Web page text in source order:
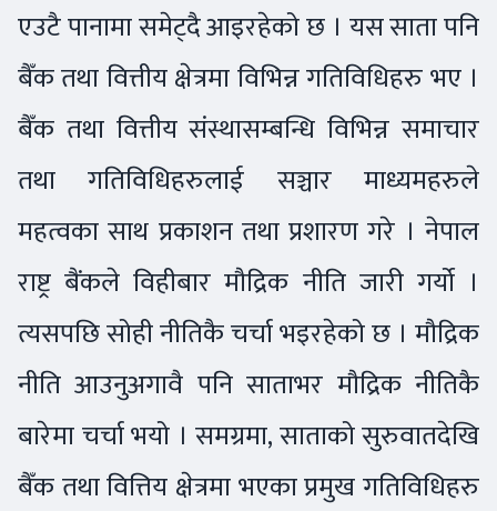
एउटै पानामा समेट्दै आइरहेको छ । यस साता पनि
बैँक तथा वित्तीय क्षेत्रमा विभिन्न गतिविधिहरु भए ।
बैँक तथा वित्तीय संस्थासम्बन्धि विभिन्न समाचार
तथा गतिविधिहरुलाई सञ्चार माध्यमहरुले
महत्वका साथ प्रकाशन तथा प्रशारण गरे । नेपाल
राष्ट्र बैंकले विहीबार मौद्रिक नीति जारी गर्यो ।
त्यसपछि सोही नीतिकै चर्चा भइरहेको छ । मौद्रिक
नीति आउनुअगावै पनि साताभर मौद्रिक नीतिकै
बारेमा चर्चा भयो । समग्रमा, साताको सुरुवातदेखि
बैँक तथा वित्तिय क्षेत्रमा भएका प्रमुख गतिविधिहरु